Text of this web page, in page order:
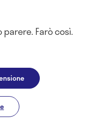
parere. Farò così.